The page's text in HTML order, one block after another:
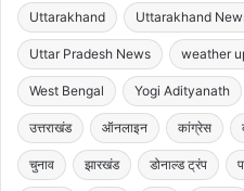
Uttarakhand Uttarakhand
Uttar Pradesh News weather
West Bengal Yogi Adityanath
उत्तराखंड ऑनलाइन कांग्रेस
चुनाव झारखंड डोनाल्ड ट्रंप